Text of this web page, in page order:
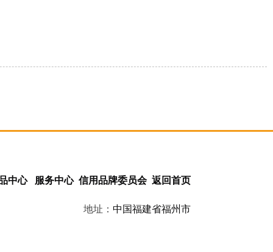
中心 服务中心 信用品牌委员会 返回首页
地址：中国福建省福州市